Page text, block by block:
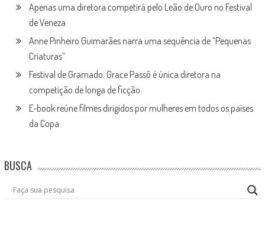
Apenas uma diretora competirá pelo Leão de Ouro no Festival
de Veneza
Anne Pinheiro Guimarães narra uma sequência de “Pequenas
Criaturas”
Festival de Gramado: Grace Passô é única diretora na
competição de longa de ficção
E-book reúne filmes dirigidos por mulheres em todos os países
da Copa
BUSCA